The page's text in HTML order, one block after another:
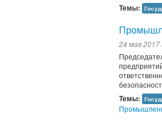
Темы:
24 мая 2017
Темы: